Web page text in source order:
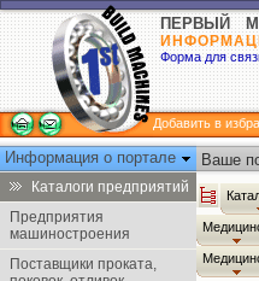
ПЕРВЫЙ
Форма для
Добавить в
Информация о портале
Каталоги предприятий
Предприятия
машиностроения
Поставщики проката,
Ваше